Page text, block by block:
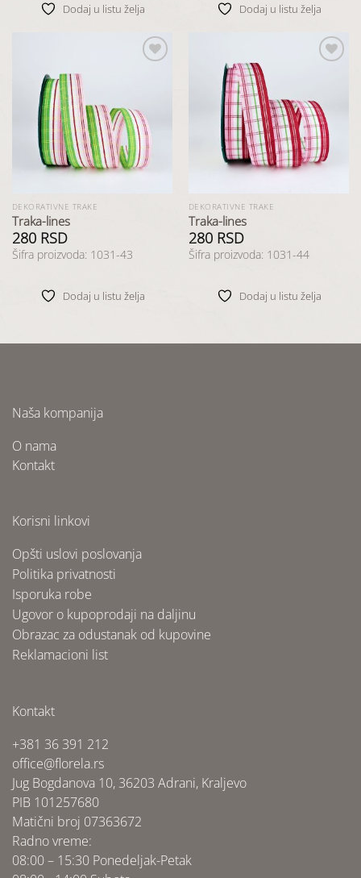
Dodaj u listu želja Dodaj u listu želja
DEKORATIVNE TRAKE
Traka-lines
280 RSD
Šifra proizvoda: 1031-43
Dodaj u listu želja
u listu
želja
DEKORATIVNE TRAKE
Traka-lines
280 RSD
Šifra proizvoda: 1031-44
Dodaj u listu želja
Naša kompanija
O nama
Kontakt
Korisni linkovi
Opšti uslovi poslovanja
Politika privatnosti
Isporuka robe
Ugovor o kupoprodaji na daljinu
Obrazac za odustanak od kupovine
Reklamacioni list
Kontakt
+381 36 391 212
office@florela.rs
Jug Bogdanova 10, 36203 Adrani, Kraljevo
PIB 101257680
Matični broj 07363672
Radno vreme:
08:00 – 15:30 Ponedeljak-Petak